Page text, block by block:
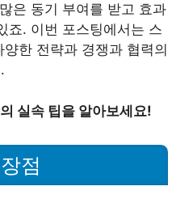
은 동기 부여를 받고 효과
죠. 이번 포스팅에서는 스
한 전략과 경쟁과 협력의
실속 팁을 알아보세요!
점